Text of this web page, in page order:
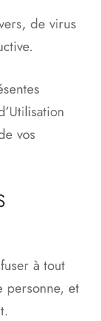
de virus
vos
à tout
personne, et